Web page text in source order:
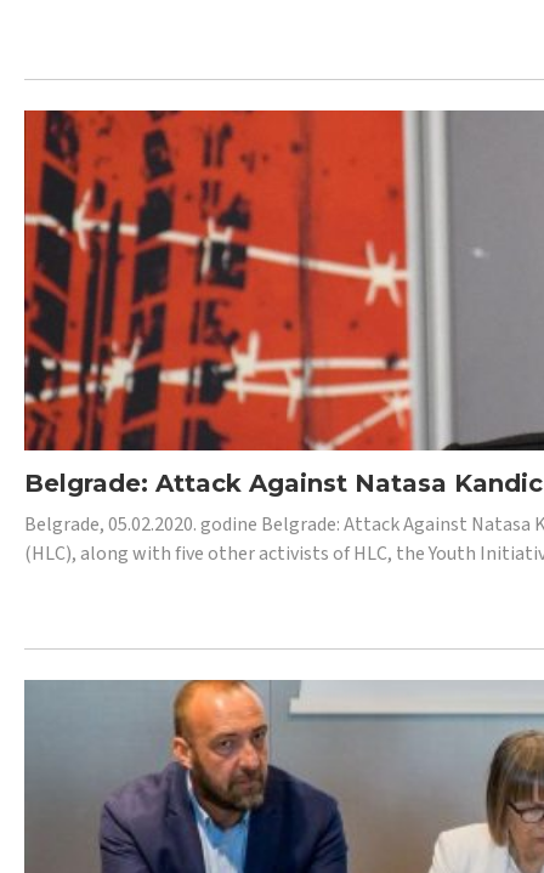
Belgrade: Attack Against Natasa
Belgrade, 05.02.2020. godine Belgrade: Attack Against
(HLC), along with five other activists of HLC, the Youth